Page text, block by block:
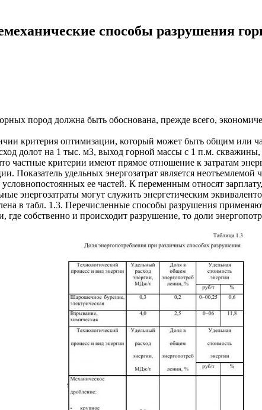
способы разрушения
пород должна быть обоснована, прежде всего,
критерия оптимизации, который может быть общим или
долот на 1 тыс. м3, выход горной массы с 1 п.м.
частные критерии имеют прямое отношение к затратам
Показатель удельных энергозатрат является
ее частей. К переменным относят
энергозатраты могут служить энергетическим
в табл. 1.3. Перечисленные способы разрушения
собственно и происходит разрушение, то доли